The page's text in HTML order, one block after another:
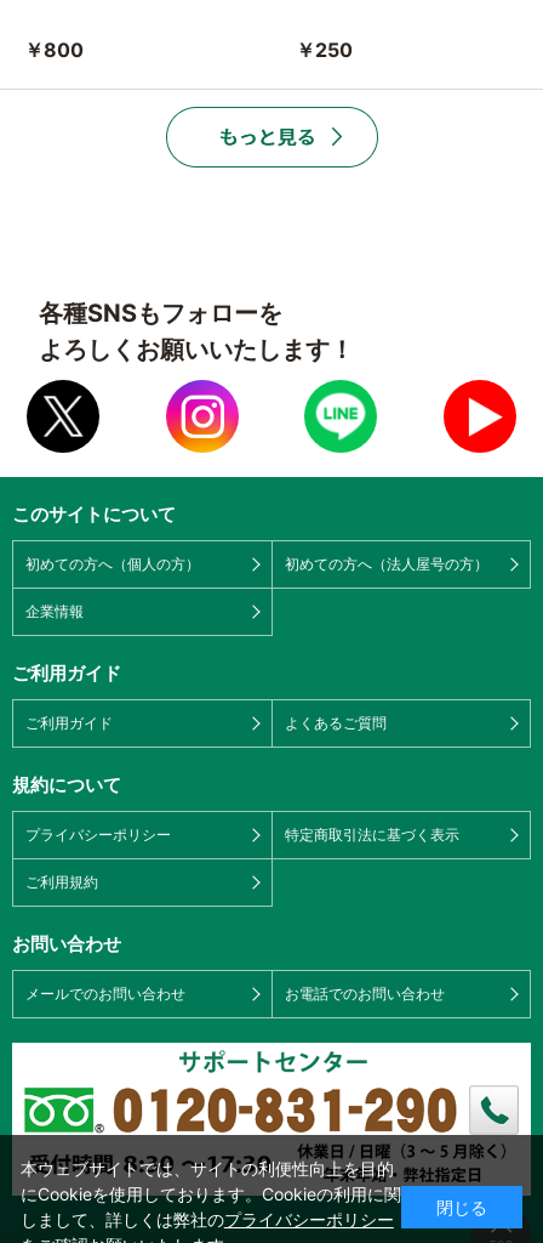
￥800 ￥250
各種SNSもフォローを
よろしくお願いいたします！
このサイトについて
初めての方へ（個人の方） 初めての方へ（法人屋号の方）
企業情報
ご利用ガイド
ご利用ガイド よくあるご質問
規約について
プライバシーポリシー 特定商取引法に基づく表示
ご利用規約
お問い合わせ
メールでのお問い合わせ お電話でのお問い合わせ
本ウェブサイトでは、サイトの利便性向上を目的
にCookieを使用しております。Cookieの利用に関
しまして、詳しくは弊社のプライバシーポリシー
閉じる